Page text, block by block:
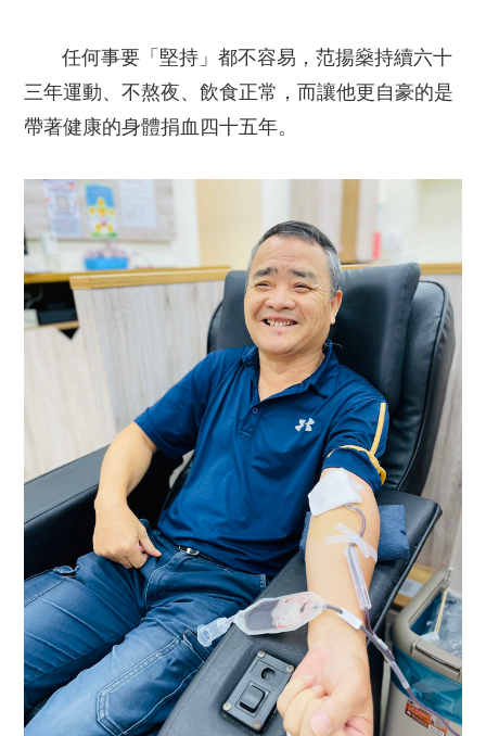
任何事要「堅持」都不容易，范揚燊持續六十
三年運動、不熬夜、飲食正常，而讓他更自豪的是
帶著健康的身體捐血四十五年。